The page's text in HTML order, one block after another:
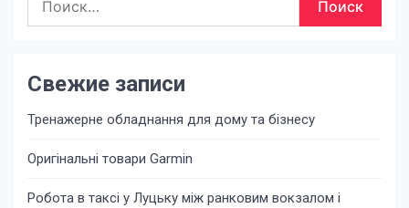
Свежие записи
Тренажерне обладнання для дому та бізнесу
Оригінальні товари Garmin
Робота в таксі у Луцьку між ранковим вокзалом і